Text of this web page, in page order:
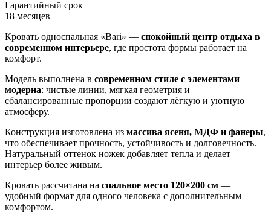
Гарантийный срок
18 месяцев
Кровать односпальная «Bari» — спокойный центр отдыха в
современном интерьере, где простота формы работает на
комфорт.
Модель выполнена в современном стиле с элементами
модерна: чистые линии, мягкая геометрия и
сбалансированные пропорции создают лёгкую и уютную
атмосферу.
Конструкция изготовлена из массива ясеня, МДФ и фанеры,
что обеспечивает прочность, устойчивость и долговечность.
Натуральный оттенок ножек добавляет тепла и делает
интерьер более живым.
Кровать рассчитана на спальное место 120×200 см —
удобный формат для одного человека с дополнительным
комфортом.